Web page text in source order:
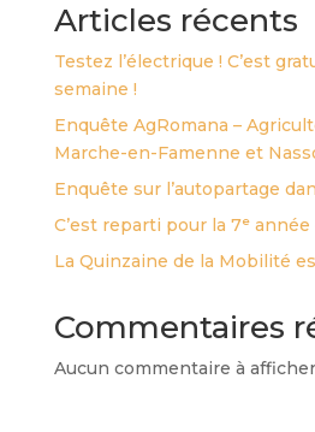
Articles récents
Testez l’électrique ! C’est
semaine !
Enquête AgRomana –
Marche-en-Famenne et
Enquête sur l’autopartage
C’est reparti pour la 7ᵉ
La Quinzaine de la Mobilité
Commentaires
Aucun commentaire à